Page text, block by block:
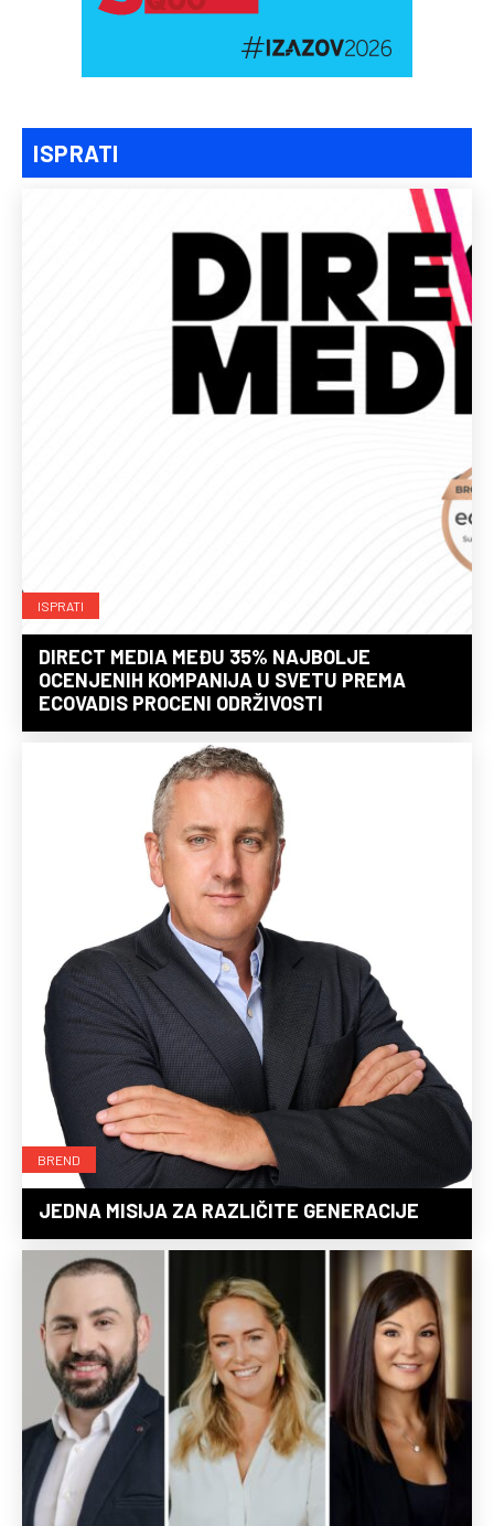
ISPRATI
ISPRATI
DIRECT MEDIA MEĐU 35% NAJBOLJE
OCENJENIH KOMPANIJA U SVETU PREMA
ECOVADIS PROCENI ODRŽIVOSTI
BREND
JEDNA MISIJA ZA RAZLIČITE GENERACIJE